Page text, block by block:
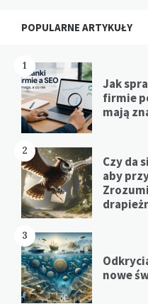
Widgets
POPULARNE ARTYKUŁY
1
Jak
firmie
mają
2
Czy da
aby
3
nowe